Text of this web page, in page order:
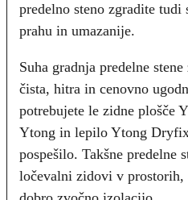
predelno steno zgradite
prahu in umazanije.
Suha gradnja predelne
čista, hitra in cenovno
potrebujete le zidne plošče
Ytong in lepilo Ytong
pospešilo. Takšne predelne
ločevalni zidovi v prostorih,